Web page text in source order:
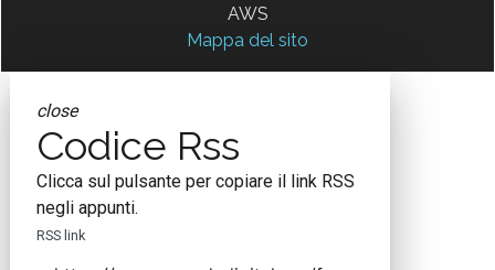
AWS
Mappa del sito
close
Codice Rss
Clicca sul pulsante per copiare il link RSS
negli appunti.
RSS link